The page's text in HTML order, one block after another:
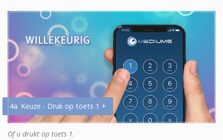
4a. Keuze - Druk op toets 1 +
Of u drukt op toets 1.